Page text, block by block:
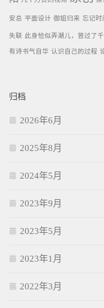
安总 平面设计 御姐归来 忘记时
失联 此身恰似弄潮儿，曾过了
有诗书气自华 认识自己的过程
归档
2026年6月
2025年8月
2024年5月
2023年9月
2023年5月
2023年1月
2022年3月